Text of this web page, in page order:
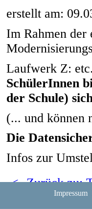
erstellt am:
Im Rahmen der
Laufwerk Z:
SchülerInnen
der Schule)
(... und können
Die
Infos zur
<- Zurück zu:
Impressum